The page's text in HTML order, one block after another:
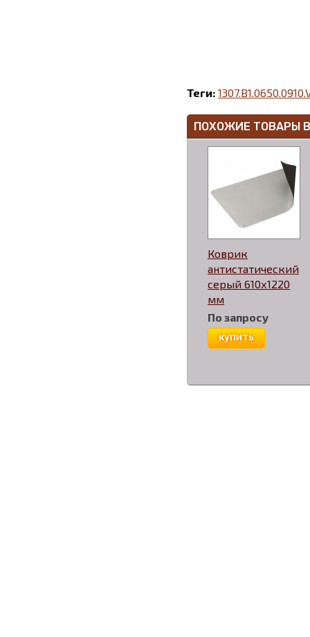
Теги:
ПОХОЖИЕ ТОВАРЫ
Коврик
антистатический
серый 610х1220
мм
По запросу
купить